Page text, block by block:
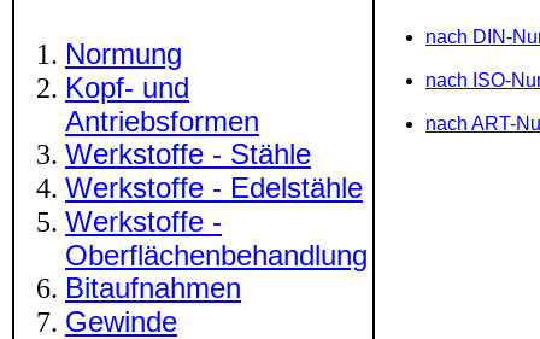
Normung
Kopf- und
Antriebsformen
Werkstoffe - Stähle
Werkstoffe - Edelstähle
Werkstoffe -
Oberflächenbehandlung
Bitaufnahmen
Gewinde
nach DIN-
nach ISO-
nach ART-